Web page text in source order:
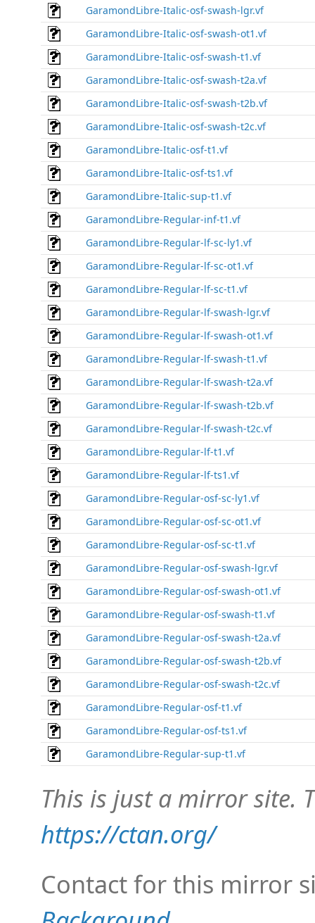
GaramondLibre-Italic-osf-swash-lgr.vf
GaramondLibre-Italic-osf-swash-ot1.vf
GaramondLibre-Italic-osf-swash-t1.vf
GaramondLibre-Italic-osf-swash-t2a.vf
GaramondLibre-Italic-osf-swash-t2b.vf
GaramondLibre-Italic-osf-swash-t2c.vf
GaramondLibre-Italic-osf-t1.vf
GaramondLibre-Italic-osf-ts1.vf
GaramondLibre-Italic-sup-t1.vf
GaramondLibre-Regular-inf-t1.vf
GaramondLibre-Regular-lf-sc-ly1.vf
GaramondLibre-Regular-lf-sc-ot1.vf
GaramondLibre-Regular-lf-sc-t1.vf
GaramondLibre-Regular-lf-swash-lgr.vf
GaramondLibre-Regular-lf-swash-ot1.vf
GaramondLibre-Regular-lf-swash-t1.vf
GaramondLibre-Regular-lf-swash-t2a.vf
GaramondLibre-Regular-lf-swash-t2b.vf
GaramondLibre-Regular-lf-swash-t2c.vf
GaramondLibre-Regular-lf-t1.vf
GaramondLibre-Regular-lf-ts1.vf
GaramondLibre-Regular-osf-sc-ly1.vf
GaramondLibre-Regular-osf-sc-ot1.vf
GaramondLibre-Regular-osf-sc-t1.vf
GaramondLibre-Regular-osf-swash-lgr.vf
GaramondLibre-Regular-osf-swash-ot1.vf
GaramondLibre-Regular-osf-swash-t1.vf
GaramondLibre-Regular-osf-swash-t2a.vf
GaramondLibre-Regular-osf-swash-t2b.vf
GaramondLibre-Regular-osf-swash-t2c.vf
GaramondLibre-Regular-osf-t1.vf
GaramondLibre-Regular-osf-ts1.vf
GaramondLibre-Regular-sup-t1.vf
This is just a mirror site.
https://ctan.org/
Contact for this mirror